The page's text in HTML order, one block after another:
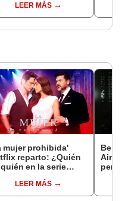
LEER MÁS
mujer prohibida'
reparto: ¿Quién
en la serie
por
Domínguez?
LEER MÁS